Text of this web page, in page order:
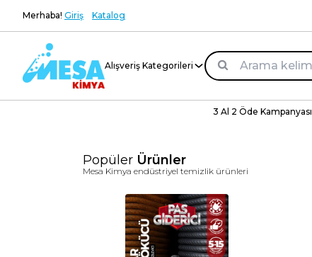
Merhaba! Giriş Katalog
Alışveriş Kategorileri
3 Al 2 Öde Kampanyası
Popüler Ürünler
Mesa Kimya endüstriyel temizlik ürünleri